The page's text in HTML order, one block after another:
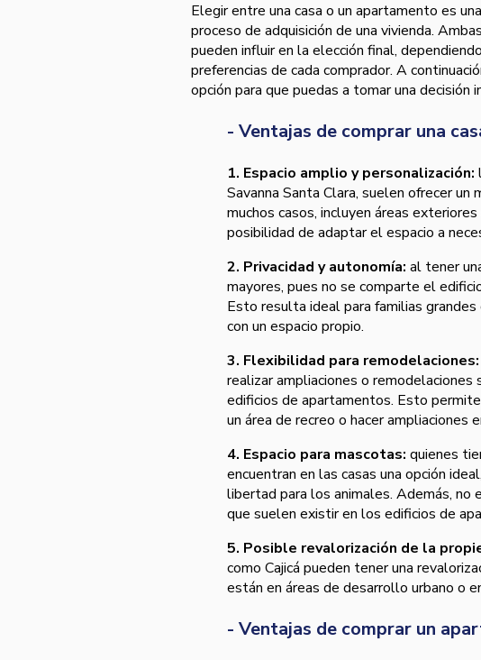
Elegir entre una casa o un apartamento es
proceso de adquisición de una vivienda.
pueden influir en la elección final,
preferencias de cada comprador. A
opción para que puedas a tomar una decisión
- Ventajas de comprar una
1. Espacio amplio y personalización:
Savanna Santa Clara, suelen ofrecer
muchos casos, incluyen áreas
posibilidad de adaptar el espacio a
2. Privacidad y autonomía: al tener
mayores, pues no se comparte el
Esto resulta ideal para familias
con un espacio propio.
3. Flexibilidad para remodelaciones:
realizar ampliaciones o
edificios de apartamentos. Esto
un área de recreo o hacer ampliaciones
4. Espacio para mascotas: quienes
encuentran en las casas una opción
libertad para los animales. Además, no
que suelen existir en los edificios de
5. Posible revalorización de la
como Cajicá pueden tener una
están en áreas de desarrollo urbano o
- Ventajas de comprar un